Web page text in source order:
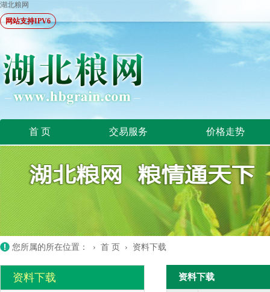
湖北粮网
网站支持IPV6
首 页 交易服务 价格走势
您所属的所在位置： › 首 页 › 资料下载
资料下载 资料下载